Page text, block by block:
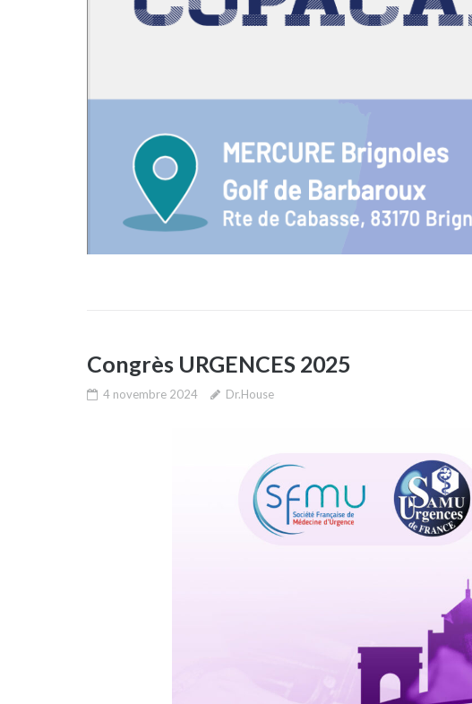
Congrès URGENCES 2025
4 novembre 2024 Dr.House